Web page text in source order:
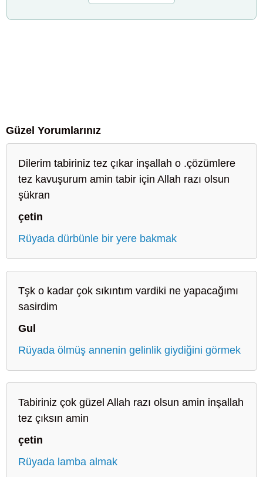
Güzel Yorumlarınız
Dilerim tabiriniz tez çıkar inşallah o .çözümlere
tez kavuşurum amin tabir için Allah razı olsun
şükran
çetin
Rüyada dürbünle bir yere bakmak
Tşk o kadar çok sıkıntım vardiki ne yapacağımı
sasirdim
Gul
Rüyada ölmüş annenin gelinlik giydiğini görmek
Tabiriniz çok güzel Allah razı olsun amin inşallah
tez çıksın amin
çetin
Rüyada lamba almak